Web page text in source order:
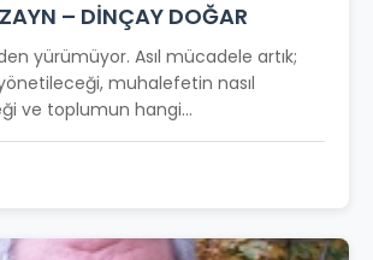
– DİNÇAY DOĞAR
yürümüyor. Asıl mücadele artık;
muhalefetin nasıl
ve toplumun hangi...